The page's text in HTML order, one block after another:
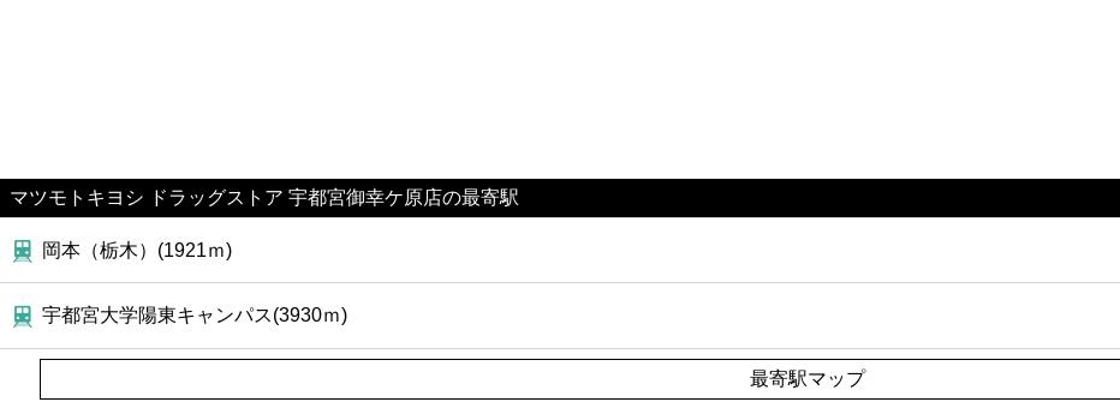
マツモトキヨシ ドラッグストア 宇都宮御幸ケ原店の最寄駅
岡本（栃木）(1921ｍ)
宇都宮大学陽東キャンパス(3930ｍ)
最寄駅マップ